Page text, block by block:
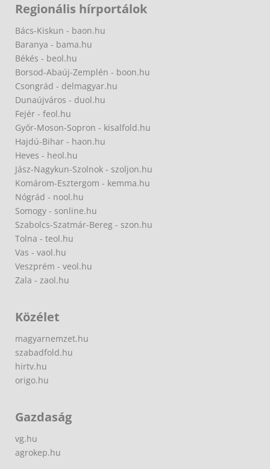
Regionális hírportálok
Bács-Kiskun - baon.hu
Baranya - bama.hu
Békés - beol.hu
Borsod-Abaúj-Zemplén - boon.hu
Csongrád - delmagyar.hu
Dunaújváros - duol.hu
Fejér - feol.hu
Győr-Moson-Sopron - kisalfold.hu
Hajdú-Bihar - haon.hu
Heves - heol.hu
Jász-Nagykun-Szolnok - szoljon.hu
Komárom-Esztergom - kemma.hu
Nógrád - nool.hu
Somogy - sonline.hu
Szabolcs-Szatmár-Bereg - szon.hu
Tolna - teol.hu
Vas - vaol.hu
Veszprém - veol.hu
Zala - zaol.hu
Közélet
magyarnemzet.hu
szabadfold.hu
hirtv.hu
origo.hu
Gazdaság
vg.hu
agrokep.hu